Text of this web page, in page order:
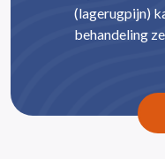
(lagerugpijn)
behandeling